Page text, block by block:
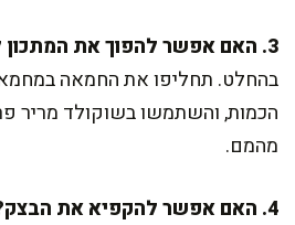
3. האם אפשר להפוך את המתכון לפרווה?
בהחלט. תחליפו את החמאה
הכמות, והשתמשו בשוקולד מריר
מהמם.
4. האם אפשר להקפיא את הבצק?